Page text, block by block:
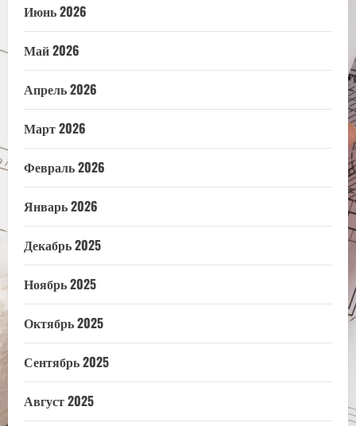
Июнь 2026
Май 2026
Апрель 2026
Март 2026
Февраль 2026
Январь 2026
Декабрь 2025
Ноябрь 2025
Октябрь 2025
Сентябрь 2025
Август 2025